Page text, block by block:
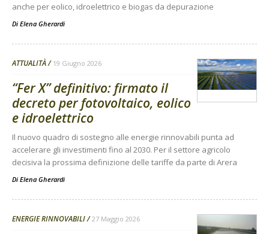
anche per eolico, idroelettrico e biogas da depurazione
Di Elena Gherardi
ATTUALITÀ 19 Giugno 2026
“Fer X” definitivo: firmato il
decreto per fotovoltaico, eolico
e idroelettrico
Il nuovo quadro di sostegno alle energie rinnovabili punta ad
accelerare gli investimenti fino al 2030. Per il settore agricolo
decisiva la prossima definizione delle tariffe da parte di Arera
Di Elena Gherardi
ENERGIE RINNOVABILI 27 Maggio 2026